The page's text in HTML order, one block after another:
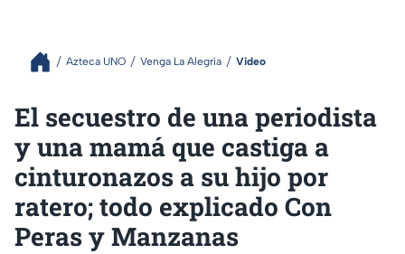
Azteca UNO Venga La Alegría Video
El secuestro de una periodista
y una mamá que castiga a
cinturonazos a su hijo por
ratero; todo explicado Con
Peras y Manzanas